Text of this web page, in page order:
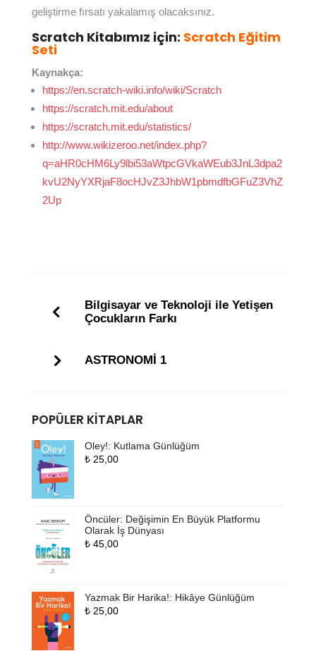
geliştirme fırsatı yakalamış olacaksınız.
Scratch Kitabımız için: Scratch Eğitim
Seti
Kaynakça:
https://en.scratch-wiki.info/wiki/Scratch
https://scratch.mit.edu/about
https://scratch.mit.edu/statistics/
http://www.wikizeroo.net/index.php?
q=aHR0cHM6Ly9lbi53aWtpcGVkaWEub3JnL3dpa2
kvU2NyYXRjaF8ocHJvZ3JhbW1pbmdfbGFuZ3VhZ
2Up
Bilgisayar ve Teknoloji ile Yetişen
Çocukların Farkı
ASTRONOMİ 1
POPÜLER KITAPLAR
Oley!: Kutlama Günlüğüm
₺25,00
Öncüler: Değişimin En Büyük Platformu
Olarak İş Dünyası
₺45,00
Yazmak Bir Harika!: Hikâye Günlüğüm
₺25,00